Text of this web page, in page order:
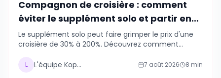
Compagnon de croisière : comment
éviter le supplément solo et partir en
groupe en 2026
Le supplément solo peut faire grimper le prix d'une
croisière de 30% à 200%. Découvrez comment
partir en groupe en 2026, sans passer par une
L L'équipe Kopains 7 août 2026 8 min